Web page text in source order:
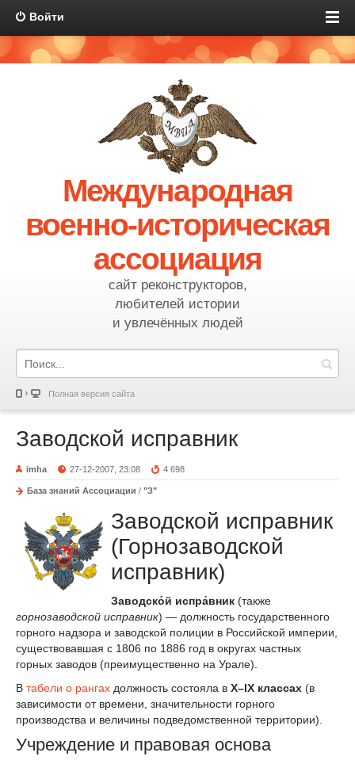
Войти
Международная
военно-историческая
ассоциация
сайт реконструкторов,
любителей истории
и увлечённых людей
Полная версия сайта
Заводской исправник
imha 27-12-2007, 23:08 4 698
База знаний Ассоциации / "З"
Заводской исправник
(Горнозаводской
исправник)
Заводско́й испра́вник (также
горнозаводской исправник) — должность государственного
горного надзора и заводской полиции в Российской империи,
существовавшая с 1806 по 1886 год в округах частных
горных заводов (преимущественно на Урале).
В табели о рангах должность состояла в X–IX классах (в
зависимости от времени, значительности горного
производства и величины подведомственной территории).
Учреждение и правовая основа